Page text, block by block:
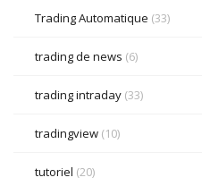
Trading Automatique (33)
trading de news (6)
trading intraday (33)
tradingview (10)
tutoriel (20)